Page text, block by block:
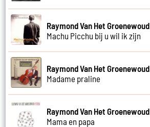
Raymond Van Het Groenewoud
Machu Picchu bij u wil ik zijn
Raymond Van Het Groenewoud
Madame praline
Raymond Van Het Groenewoud
Mama en papa